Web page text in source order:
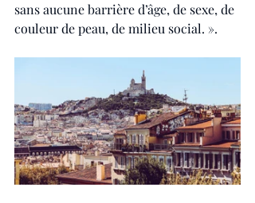
sans aucune barrière d’âge, de sexe, de
couleur de peau, de milieu social. ».